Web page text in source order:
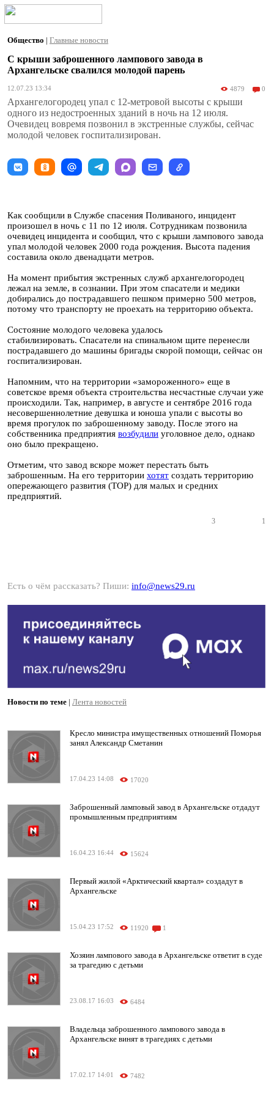
Общество | Главные новости
С крыши заброшенного лампового завода в
Архангельске свалился молодой парень
12.07.23 13:34 4879 0
Архангелогородец упал с 12-метровой высоты с крыши
одного из недостроенных зданий в ночь на 12 июля.
Очевидец вовремя позвонил в экстренные службы, сейчас
молодой человек госпитализирован.
Как сообщили в Службе спасения Поливаного, инцидент
произошел в ночь с 11 по 12 июля. Сотрудникам позвонила
очевидец инцидента и сообщил, что с крыши лампового завода
упал молодой человек 2000 года рождения. Высота падения
составила около двенадцати метров.
На момент прибытия экстренных служб архангелогородец
лежал на земле, в сознании. При этом спасатели и медики
добирались до пострадавшего пешком примерно 500 метров,
потому что транспорту не проехать на территорию объекта.
Состояние молодого человека удалось
стабилизировать. Спасатели на спинальном щите перенесли
пострадавшего до машины бригады скорой помощи, сейчас он
госпитализирован.
Напомним, что на территории «замороженного» еще в
советское время объекта строительства несчастные случаи уже
происходили. Так, например, в августе и сентябре 2016 года
несовершеннолетние девушка и юноша упали с высоты во
время прогулок по заброшенному заводу. После этого на
собственника предприятия возбудили уголовное дело, однако
оно было прекращено.
Отметим, что завод вскоре может перестать быть
заброшенным. На его территории хотят создать территорию
опережающего развития (ТОР) для малых и средних
предприятий.
3 1
Есть о чём рассказать? Пиши: info@news29.ru
Новости по теме | Лента новостей
Кресло министра имущественных отношений Поморья
занял Александр Сметанин
17.04.23 14:08 17020
Заброшенный ламповый завод в Архангельске отдадут
промышленным предприятиям
16.04.23 16:44 15624
Первый жилой «Арктический квартал» создадут в
Архангельске
15.04.23 17:52 11920 1
Хозяин лампового завода в Архангельске ответит в суде
за трагедию с детьми
23.08.17 16:03 6484
Владельца заброшенного лампового завода в
Архангельске винят в трагедиях с детьми
17.02.17 14:01 7482